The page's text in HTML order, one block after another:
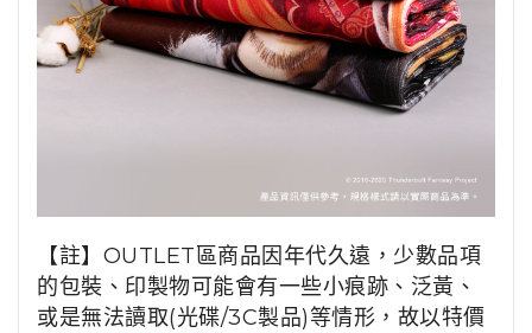
【註】OUTLET區商品因年代久遠，少數品項
的包裝、印製物可能會有一些小痕跡、泛黃、
或是無法讀取(光碟/3C製品)等情形，故以特價